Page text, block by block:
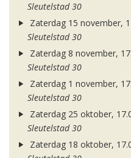
Sleutelstad 30
Zaterdag 15 november,
Sleutelstad 30
Zaterdag 8 november,
Sleutelstad 30
Zaterdag 1 november,
Sleutelstad 30
Zaterdag 25 oktober,
Sleutelstad 30
Zaterdag 18 oktober,